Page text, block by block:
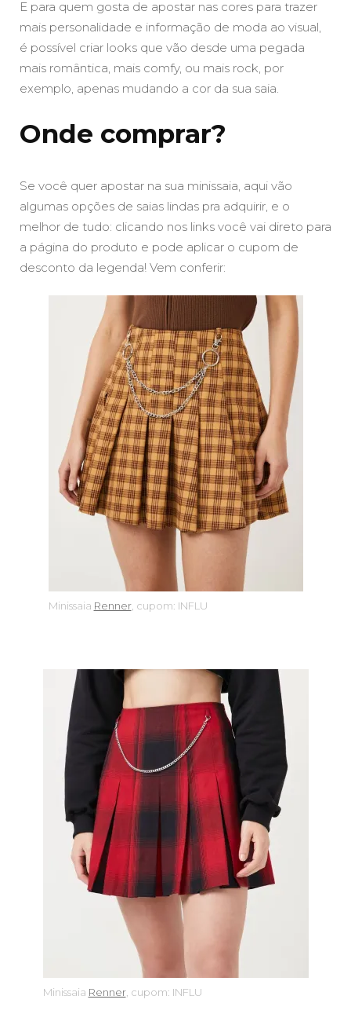
E para quem gosta de apostar nas cores para trazer
mais personalidade e informação de moda ao visual,
é possível criar looks que vão desde uma pegada
mais romântica, mais comfy, ou mais rock, por
exemplo, apenas mudando a cor da sua saia.
Onde comprar?
Se você quer apostar na sua minissaia, aqui vão
algumas opções de saias lindas pra adquirir, e o
melhor de tudo: clicando nos links você vai direto para
a página do produto e pode aplicar o cupom de
desconto da legenda! Vem conferir:
Minissaia Renner, cupom: INFLU
Minissaia Renner, cupom: INFLU